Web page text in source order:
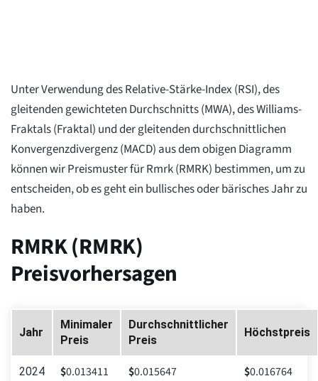
Unter Verwendung des Relative-Stärke-Index (RSI), des
gleitenden gewichteten Durchschnitts (MWA), des Williams-
Fraktals (Fraktal) und der gleitenden durchschnittlichen
Konvergenzdivergenz (MACD) aus dem obigen Diagramm
können wir Preismuster für Rmrk (RMRK) bestimmen, um zu
entscheiden, ob es geht ein bullisches oder bärisches Jahr zu
haben.
RMRK (RMRK)
Preisvorhersagen
Jahr
Minimaler
Preis
Durchschnittlicher
Preis
Höchstpreis
2024 $0.013411 $0.015647 $0.016764